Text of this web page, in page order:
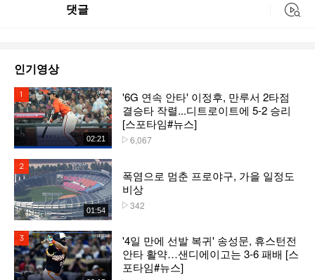
댓글
인기영상
02:21
'6G 연속 안타' 이정후, 만루서 2타점
결승타 작렬...디트로이트에 5-2 승리
[스포타임#뉴스]
6,067
01:54
폭염으로 멈춘 프로야구, 가을 일정도
비상
342
'4일 만에 선발 복귀' 송성문, 휴스턴전
안타 활약…샌디에이고는 3-6 패배 [스
포타임#뉴스]